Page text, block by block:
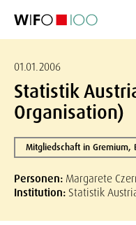
01.01.2006
Statistik
Organisation)
Mitgliedschaft in Gremium,
Personen: Margarete
Institution: Statistik